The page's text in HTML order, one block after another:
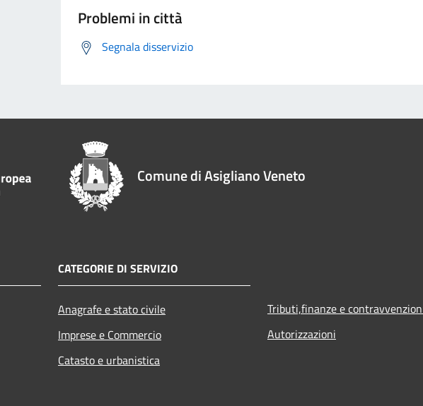
Problemi in città
Segnala disservizio
Comune di Asigliano Veneto
CATEGORIE DI SERVIZIO
Anagrafe e stato civile
Imprese e Commercio
Catasto e urbanistica
Tributi,finanze e
Autorizzazioni